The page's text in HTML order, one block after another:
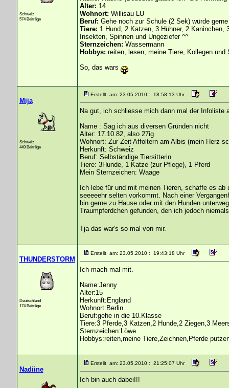
Schweiz
574 Beiträge
Alter: 14
Wohnort: Willisau LU
Beruf: Gehe noch zur Schule (2 Sek) würde
Tiere: 1 Hund, 2 Katzen, 3 Hühner, 2
Insekten, Spinnen und Ungeziefer ^^
Sternzeichen: Wassermann
Hobbys: reiten, lesen, meine Tiere, Kollegen und
So, das wars
Mija
Schweiz
449 Beiträge
Erstellt am: 23.05.2010 : 18:58:13 Uhr
Na gut, ich schliesse mich dann mal der Infoliste
Name : Sag ich aus diversen Gründen nicht
Alter: 17.10.82, also 27ig
Wohnort: Zur Zeit Affoltern am Albis (mein Herz
Herkunft: Schweiz
Beruf: Selbständige Tiersitterin
Tiere: 3Hunde, 1 Katze (zur Pflege), 1 Pferd
Mein Sternzeichen: Waage
Ich lebe für und mit meinen Tieren, schaffe es
seeeeehr selten vorkommt. Nach einer
bin gerne zu Hause oder mit den Hunden
Traumpferdchen gefunden, den ich jedoch
Tja das war's so mal von mir.
THUNDERSTORM
Deutschland
174 Beiträge
Erstellt am: 23.05.2010 : 19:43:18 Uhr
Ich mach mal mit.
Name:Jenny
Alter:15
Herkunft:England
Wohnort:Berlin
Beruf:gehe in die 10.Klasse
Tiere:3 Pferde,3 Katzen,2 Hunde,2 Ziegen,3
Sternzeichen:Löwe
Hobbys:reiten,meine Tiere,Zeichnen,Pferde
Nadiine
Erstellt am: 23.05.2010 : 21:25:07 Uhr
Ich bin auch dabei!!!